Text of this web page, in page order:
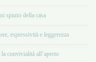
spazio della casa
espressività e leggerezza
convivialità all’aperto